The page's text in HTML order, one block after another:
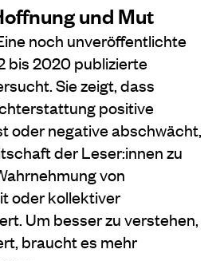
und Mut
noch unveröffentlichte
bis 2020 publizierte
Sie zeigt, dass
positive
oder negative abschwächt,
der Leser:innen zu
von
oder kollektiver
Um besser zu verstehen,
braucht es mehr